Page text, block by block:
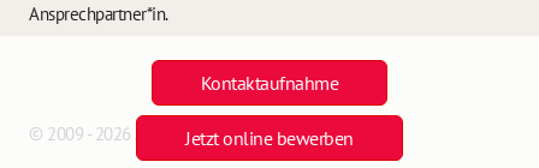
Kontaktaufnahme
Jetzt online bewerben
Ansprechpartner*in.
© 2009 - 2026 AWO Jobs